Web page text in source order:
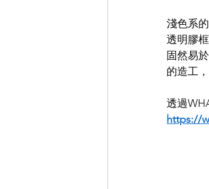
H-FUSION
OG
EFFECTOR
淺色系
透明膠
固然易
的造工
透過
https://